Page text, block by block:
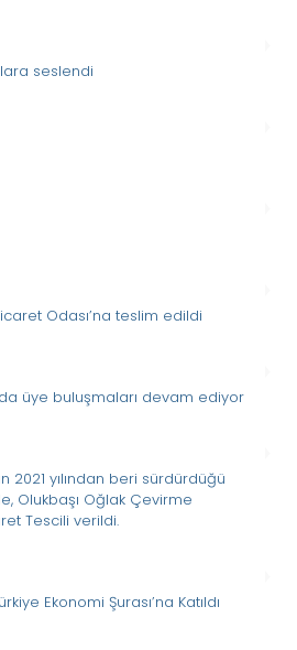
seslendi
Odası’na teslim edildi
üye buluşmaları devam ediyor
2021 yılından beri sürdürdüğü
Olukbaşı Oğlak Çevirme
Tescili verildi.
Ekonomi Şurası’na Katıldı